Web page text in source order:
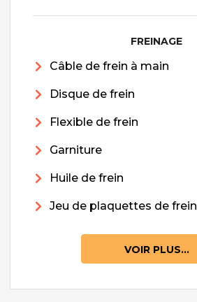
FREINAGE
Câble de frein à main
Disque de frein
Flexible de frein
Garniture
Huile de frein
Jeu de plaquettes de frein
VOIR PLUS...